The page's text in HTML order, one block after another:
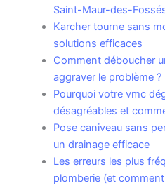
Saint-Maur-des-
Karcher tourne sans
solutions efficaces
Comment déboucher
aggraver le problème ?
Pourquoi votre vmc
désagréables et
Pose caniveau sans
un drainage efficace
Les erreurs les plus
plomberie (et